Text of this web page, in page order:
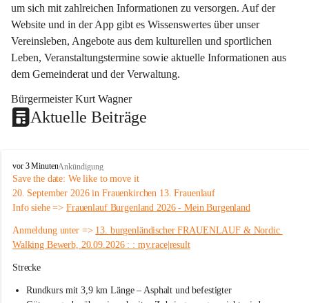
um sich mit zahlreichen Informationen zu versorgen. Auf der
Website und in der App gibt es Wissenswertes über unser
Vereinsleben, Angebote aus dem kulturellen und sportlichen
Leben, Veranstaltungstermine sowie aktuelle Informationen aus
dem Gemeinderat und der Verwaltung.
Bürgermeister Kurt Wagner
Aktuelle Beiträge
W
ö
r
t
r
b
e
r
vor 3 MinutenAnkündigung
Save the date: We like to move it
20. September 2026 in Frauenkirchen 13. Frauenlauf
Info siehe => Frauenlauf Burgenland 2026 - Mein Burgenland
Anmeldung unter => 13. burgenländischer FRAUENLAUF & Nordic
Walking Bewerb, 20.09.2026 : : my.race|result
Strecke
Rundkurs mit 3,9 km Länge – Asphalt und befestigter